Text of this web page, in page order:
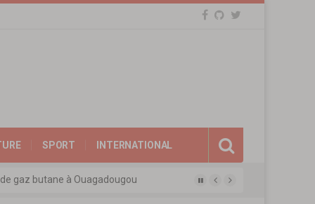
SPORT INTERNATIONAL
gaz butane à Ouagadougou